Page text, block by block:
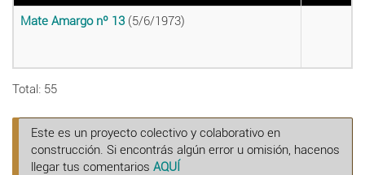
Mate Amargo nº 13 (5/6/1973)
Total: 55
Este es un proyecto colectivo y colaborativo en
construcción. Si encontrás algún error u omisión, hacenos
llegar tus comentarios AQUÍ